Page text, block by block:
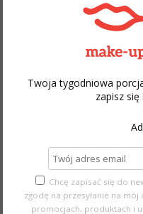
September 2021
July 2021
March 2021
February 2021
January 2021
December 2020
Twoja tygodniowa
zapisz
Chcę zapisać się do
zgodę na przesyłanie na
promocjach, produktach i